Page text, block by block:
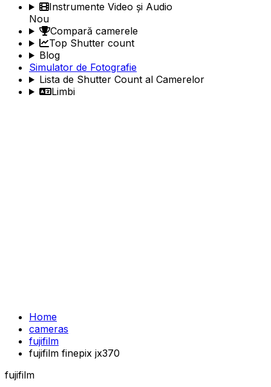
Instrumente Video și Audio
Nou
Compară camerele
Top Shutter count
Blog
Simulator de Fotografie
Lista de Shutter Count al Camerelor
Limbi
Home
cameras
fujifilm
fujifilm finepix jx370
fujifilm